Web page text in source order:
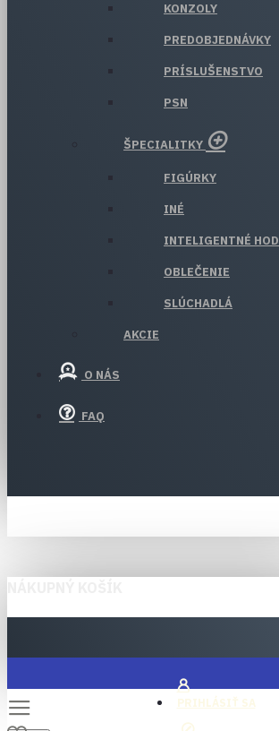
KONZOLY
PREDOBJEDNÁVKY
PRÍSLUŠENSTVO
PSN
ŠPECIALITKY
FIGÚRKY
INÉ
INTELIGENTNÉ
OBLEČENIE
SLÚCHADLÁ
AKCIE
O NÁS
FAQ
PRIHLÁSIŤ SA